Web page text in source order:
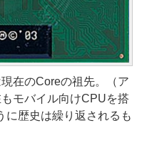
在のCoreの祖先。（ア
モバイル向けCPUを搭
に歴史は繰り返されるも